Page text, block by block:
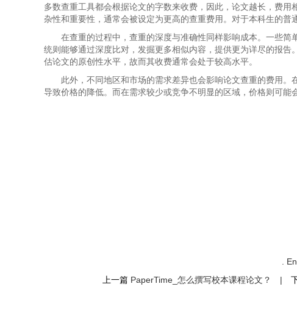
多数查重工具都会根据论文的字数来收费，因此，论文越长，费
杂性和重要性，通常会被设定为更高的查重费用。对于本科生的普
在查重的过程中，查重的深度与准确性同样影响成本。一些
统则能够通过深度比对，发掘更多相似内容，提供更为详尽的报
估论文的原创性水平，故而其收费通常会处于较高水平。
此外，不同地区和市场的需求差异也会影响论文查重的费用
导致价格的降低。而在需求较少或竞争不明显的区域，价格则可能
.
上一篇 PaperTime_怎么撰写校本课程论文？ |